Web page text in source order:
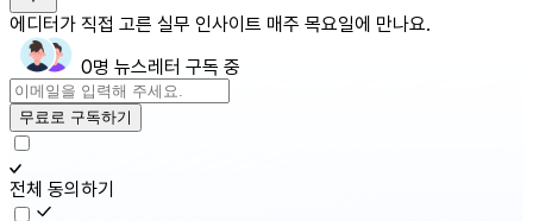
에디터가 직접 고른 실무 인사이트 매주 목요일에 만나요.
0명 뉴스레터 구독 중
무료로 구독하기
전체 동의하기